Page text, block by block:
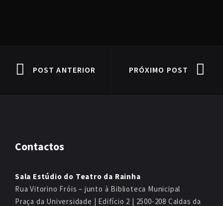
POST ANTERIOR PRÓXIMO POST
Contactos
Sala Estúdio do Teatro da Rainha
Rua Vitorino Fróis – junto à Biblioteca Municipal
Praça da Universidade | Edifício 2 | 2500-208 Caldas da